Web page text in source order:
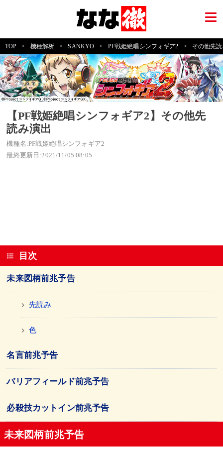
TOP > 機種解析 > SANKYO > PF戦姫絶唱シンフォギア2 > その他先
【PF戦姫絶唱シンフォギア2】その他先
読み演出
機種名:PF戦姫絶唱シンフォギア2
最終更新日:2021/11/05 08:05
目次
未来図柄前兆予告
先読み
色
名言前兆予告
バリアフィールド前兆予告
必殺技カットイン前兆予告
未来図柄前兆予告